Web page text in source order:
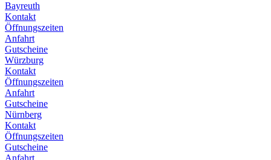
Bayreuth
Kontakt
Öffnungszeiten
Anfahrt
Gutscheine
Würzburg
Kontakt
Öffnungszeiten
Anfahrt
Gutscheine
Nürnberg
Kontakt
Öffnungszeiten
Gutscheine
Anfahrt